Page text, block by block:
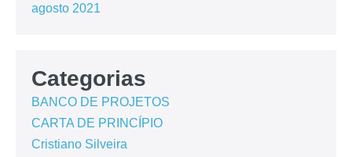
agosto 2021
Categorias
BANCO DE PROJETOS
CARTA DE PRINCÍPIO
Cristiano Silveira